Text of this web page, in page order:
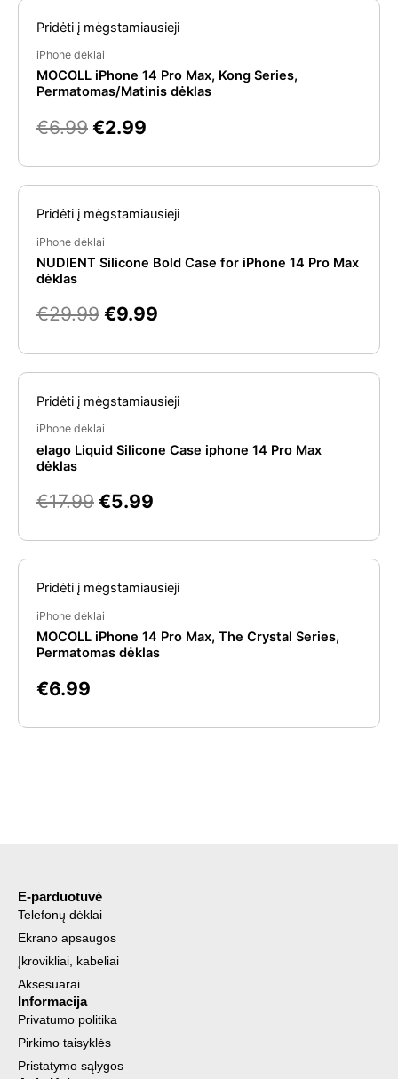
Panašios prekės
Pridėti į mėgstamiausieji
iPhone dėklai
MOCOLL iPhone 14 Pro Max, Kong Series,
Permatomas/Matinis dėklas
€6.99
price
was:
€6.99.
€2.99
price
€2.99.
Pridėti į mėgstamiausieji
iPhone dėklai
NUDIENT Silicone Bold Case for iPhone 14 Pro Max
dėklas
€29.99
price
was:
€29.99.
€9.99
price
€9.99.
Pridėti į mėgstamiausieji
iPhone dėklai
elago Liquid Silicone Case iphone 14 Pro Max
dėklas
€17.99
price
was:
€17.99.
€5.99
price
€5.99.
Pridėti į mėgstamiausieji
iPhone dėklai
MOCOLL iPhone 14 Pro Max, The Crystal Series,
Permatomas dėklas
€6.99
E-parduotuvė
Telefonų dėklai
Ekrano apsaugos
Įkrovikliai, kabeliai
Aksesuarai
Informacija
Privatumo politika
Pirkimo taisyklės
Pristatymo sąlygos